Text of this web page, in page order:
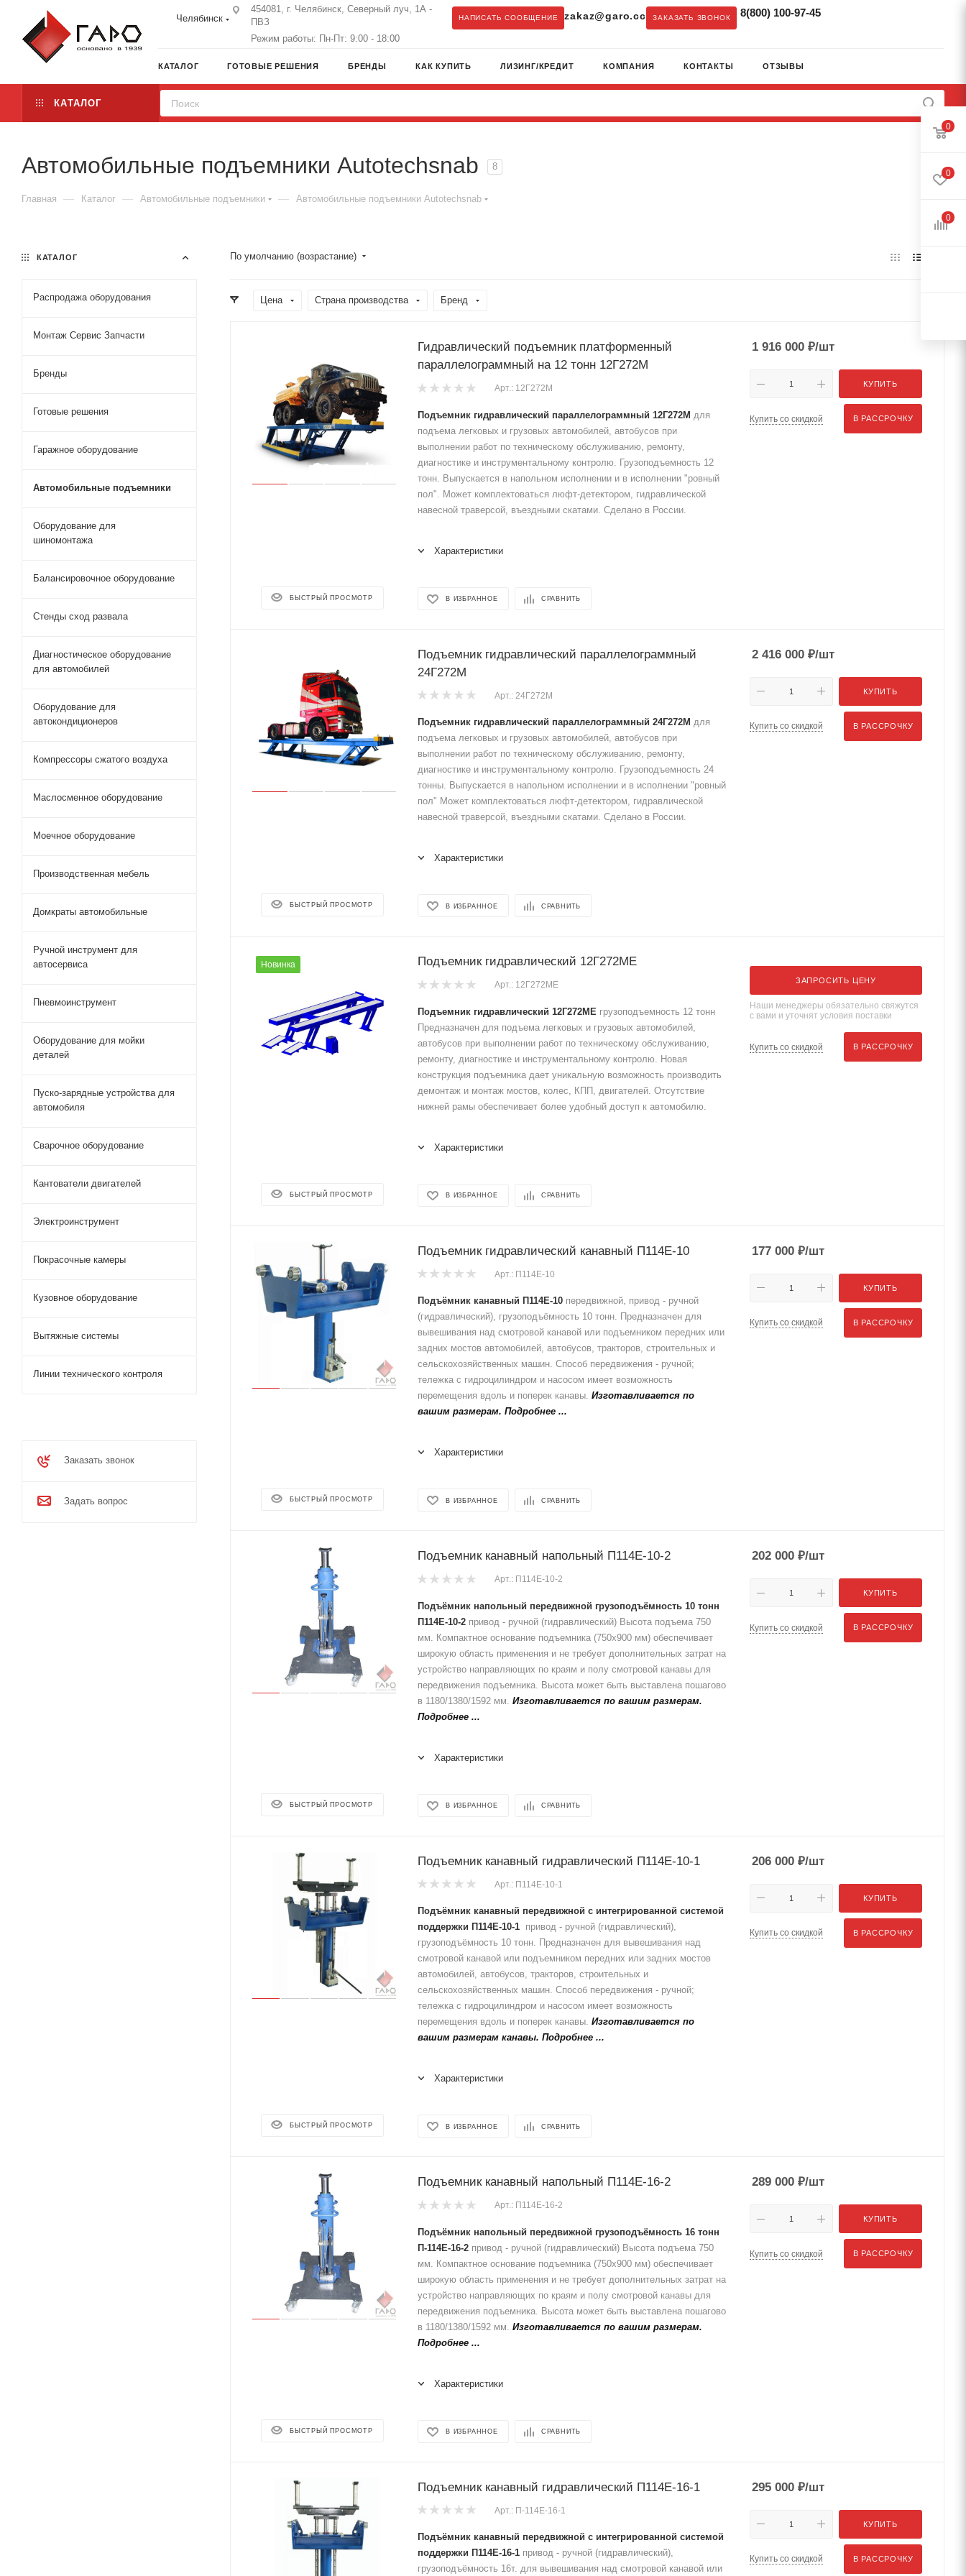
Челябинск
454081, г. Челябинск, Северный луч, 1А -
ПВЗ
Режим работы: Пн-Пт: 9:00 - 18:00
НАПИСАТЬ СООБЩЕНИЕ zakaz@garo.cc ЗАКАЗАТЬ ЗВОНОК 8(800) 100-97-45
КАТАЛОГ ГОТОВЫЕ РЕШЕНИЯ БРЕНДЫ КАК КУПИТЬ ЛИЗИНГ/КРЕДИТ КОМПАНИЯ КОНТАКТЫ ОТЗЫВЫ
КАТАЛОГ
Автомобильные подъемники Autotechsnab 8
Главная — Каталог — Автомобильные подъемники — Автомобильные подъемники Autotechsnab
По умолчанию (возрастание)
Цена Страна производства Бренд
БЫСТРЫЙ ПРОСМОТР
Гидравлический подъемник платформенный
параллелограммный на 12 тонн 12Г272М
Арт.: 12Г272М
Подъемник гидравлический параллелограммный 12Г272М для
подъема легковых и грузовых автомобилей, автобусов при
выполнении работ по техническому обслуживанию, ремонту,
диагностике и инструментальному контролю. Грузоподъемность 12
тонн. Выпускается в напольном исполнении и в исполнении "ровный
пол". Может комплектоваться люфт-детектором, гидравлической
навесной траверсой, въездными скатами. Сделано в России.
Характеристики
В ИЗБРАННОЕ СРАВНИТЬ
1 916 000 ₽/шт
КУПИТЬ
Купить со скидкой В РАССРОЧКУ
БЫСТРЫЙ ПРОСМОТР
Подъемник гидравлический параллелограммный
24Г272М
Арт.: 24Г272M
Подъемник гидравлический параллелограммный 24Г272М для
подъема легковых и грузовых автомобилей, автобусов при
выполнении работ по техническому обслуживанию, ремонту,
диагностике и инструментальному контролю. Грузоподъемность 24
тонны. Выпускается в напольном исполнении и в исполнении "ровный
пол" Может комплектоваться люфт-детектором, гидравлической
навесной траверсой, въездными скатами. Сделано в России.
Характеристики
В ИЗБРАННОЕ СРАВНИТЬ
2 416 000 ₽/шт
КУПИТЬ
Купить со скидкой В РАССРОЧКУ
Новинка
БЫСТРЫЙ ПРОСМОТР
Подъемник гидравлический 12Г272МЕ
Арт.: 12Г272МЕ
Подъемник гидравлический 12Г272МЕ грузоподъемность 12 тонн
Предназначен для подъема легковых и грузовых автомобилей,
автобусов при выполнении работ по техническому обслуживанию,
ремонту, диагностике и инструментальному контролю. Новая
конструкция подъемника дает уникальную возможность производить
демонтаж и монтаж мостов, колес, КПП, двигателей. Отсутствие
нижней рамы обеспечивает более удобный доступ к автомобилю.
Характеристики
В ИЗБРАННОЕ СРАВНИТЬ
ЗАПРОСИТЬ ЦЕНУ
Наши менеджеры обязательно свяжутся
с вами и уточнят условия поставки
Купить со скидкой В РАССРОЧКУ
БЫСТРЫЙ ПРОСМОТР
Подъемник гидравлический канавный П114Е-10
Арт.: П114Е-10
Подъёмник канавный П114Е-10 передвижной, привод - ручной
(гидравлический), грузоподъёмность 10 тонн. Предназначен для
вывешивания над смотровой канавой или подъемником передних или
задних мостов автомобилей, автобусов, тракторов, строительных и
сельскохозяйственных машин. Способ передвижения - ручной;
тележка с гидроцилиндром и насосом имеет возможность
перемещения вдоль и поперек канавы. Изготавливается по
вашим размерам. Подробнее ...
Характеристики
В ИЗБРАННОЕ СРАВНИТЬ
177 000 ₽/шт
КУПИТЬ
Купить со скидкой В РАССРОЧКУ
БЫСТРЫЙ ПРОСМОТР
Подъемник канавный напольный П114Е-10-2
Арт.: П114Е-10-2
Подъёмник напольный передвижной грузоподъёмность 10 тонн
П114Е-10-2 привод - ручной (гидравлический) Высота подъема 750
мм. Компактное основание подъемника (750х900 мм) обеспечивает
широкую область применения и не требует дополнительных затрат на
устройство направляющих по краям и полу смотровой канавы для
передвижения подъемника. Высота может быть выставлена пошагово
в 1180/1380/1592 мм. Изготавливается по вашим размерам.
Подробнее ...
Характеристики
В ИЗБРАННОЕ СРАВНИТЬ
202 000 ₽/шт
КУПИТЬ
Купить со скидкой В РАССРОЧКУ
БЫСТРЫЙ ПРОСМОТР
Подъемник канавный гидравлический П114Е-10-1
Арт.: П114Е-10-1
Подъёмник канавный передвижной с интегрированной системой
поддержки П114Е-10-1 привод - ручной (гидравлический),
грузоподъёмность 10 тонн. Предназначен для вывешивания над
смотровой канавой или подъемником передних или задних мостов
автомобилей, автобусов, тракторов, строительных и
сельскохозяйственных машин. Способ передвижения - ручной;
тележка с гидроцилиндром и насосом имеет возможность
перемещения вдоль и поперек канавы. Изготавливается по
вашим размерам канавы. Подробнее ...
Характеристики
В ИЗБРАННОЕ СРАВНИТЬ
206 000 ₽/шт
КУПИТЬ
Купить со скидкой В РАССРОЧКУ
БЫСТРЫЙ ПРОСМОТР
Подъемник канавный напольный П114Е-16-2
Арт.: П114Е-16-2
Подъёмник напольный передвижной грузоподъёмность 16 тонн
П-114Е-16-2 привод - ручной (гидравлический) Высота подъема 750
мм. Компактное основание подъемника (750х900 мм) обеспечивает
широкую область применения и не требует дополнительных затрат на
устройство направляющих по краям и полу смотровой канавы для
передвижения подъемника. Высота может быть выставлена пошагово
в 1180/1380/1592 мм. Изготавливается по вашим размерам.
Подробнее ...
Характеристики
В ИЗБРАННОЕ СРАВНИТЬ
289 000 ₽/шт
КУПИТЬ
Купить со скидкой В РАССРОЧКУ
Подъемник канавный гидравлический П114Е-16-1
Арт.: П-114Е-16-1
Подъёмник канавный передвижной с интегрированной системой
поддержки П114Е-16-1 привод - ручной (гидравлический),
грузоподъёмность 16т. для вывешивания над смотровой канавой или
295 000 ₽/шт
КУПИТЬ
Купить со скидкой В РАССРОЧКУ
КАТАЛОГ
Распродажа оборудования
Монтаж Сервис Запчасти
Бренды
Готовые решения
Гаражное оборудование
Автомобильные подъемники
Оборудование для
шиномонтажа
Балансировочное оборудование
Стенды сход развала
Диагностическое оборудование
для автомобилей
Оборудование для
автокондиционеров
Компрессоры сжатого воздуха
Маслосменное оборудование
Моечное оборудование
Производственная мебель
Домкраты автомобильные
Ручной инструмент для
автосервиса
Пневмоинструмент
Оборудование для мойки
деталей
Пуско-зарядные устройства для
автомобиля
Сварочное оборудование
Кантователи двигателей
Электроинструмент
Покрасочные камеры
Кузовное оборудование
Вытяжные системы
Линии технического контроля
Заказать звонок
Задать вопрос
0
0
0